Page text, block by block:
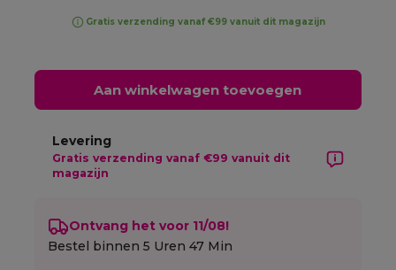
Gratis verzending vanaf €99 vanuit dit magazijn
Aan winkelwagen toevoegen
Levering
Gratis verzending vanaf €99 vanuit dit
magazijn
Ontvang het voor 11/08!
Bestel binnen5 Uren 47 Min